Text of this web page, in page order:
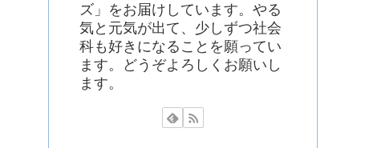
ズ」をお届けしています。やる
気と元気が出て、少しずつ社会
科も好きになることを願ってい
ます。どうぞよろしくお願いし
ます。